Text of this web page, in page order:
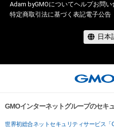
Adam byGMOについてヘルプお問い
特定商取引法に基づく表記電子公告
GMOインターネットグループのセキ
世界初総合ネットセキュリティサービス「